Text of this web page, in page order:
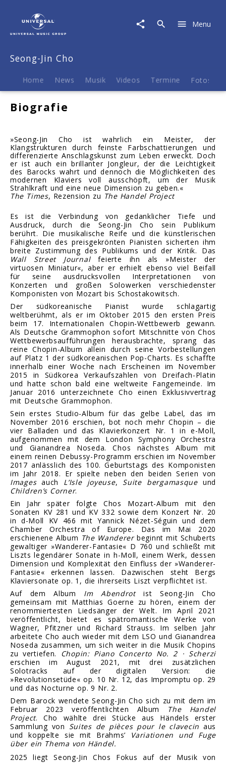
Menu
Seong-Jin Cho
Home News Musik Videos Termine Fotos
Biografie
»Seong-Jin Cho ist wahrlich ein Meister, der
Klangstrukturen durch feinste Farbschattierungen und
differenzierte Anschlagskunst zum Leben erweckt. Doch
er ist auch ein brillanter Jongleur, der die Leichtigkeit
des Barocks wahrt und dennoch die Möglichkeiten des
modernen Klaviers voll ausschöpft, um der Musik
Strahlkraft und eine neue Dimension zu geben.«
The Times, Rezension zu The Handel Project
Es ist die Verbindung von gedanklicher Tiefe und
Ausdruck, durch die Seong-Jin Cho sein Publikum
berührt. Die musikalische Reife und die künstlerischen
Fähigkeiten des preisgekrönten Pianisten sicherten ihm
breite Zustimmung des Publikums und der Kritik. Das
Wall Street Journalfeierte ihn als »Meister der
virtuosen Miniatur«, aber er erhielt ebenso viel Beifall
für seine ausdrucksvollen Interpretationen von
Konzerten und großen Solowerken verschiedenster
Komponisten von Mozart bis Schostakowitsch.
Der südkoreanische Pianist wurde schlagartig
weltberühmt, als er im Oktober 2015 den ersten Preis
beim 17. Internationalen Chopin-Wettbewerb gewann.
Als Deutsche Grammophon sofort Mitschnitte von Chos
Wettbewerbsaufführungen herausbrachte, sprang das
reine Chopin-Album allein durch seine Vorbestellungen
auf Platz 1 der südkoreanischen Pop-Charts. Es schaffte
innerhalb einer Woche nach Erscheinen im November
2015 in Südkorea Verkaufszahlen von Dreifach-Platin
und hatte schon bald eine weltweite Fangemeinde. Im
Januar 2016 unterzeichnete Cho einen Exklusivvertrag
mit Deutsche Grammophon.
Sein erstes Studio-Album für das gelbe Label, das im
November 2016 erschien, bot noch mehr Chopin – die
vier Balladen und das Klavierkonzert Nr. 1 in e-Moll,
aufgenommen mit dem London Symphony Orchestra
und Gianandrea Noseda. Chos nächstes Album mit
einem reinen Debussy-Programm erschien im November
2017 anlässlich des 100. Geburtstags des Komponisten
im Jahr 2018. Er spielte neben den beiden Serien von
Imagesauch L’Isle joyeuse, Suite bergamasqueund
Children’s Corner.
Ein Jahr später folgte Chos Mozart-Album mit den
Sonaten KV 281 und KV 332 sowie dem Konzert Nr. 20
in d-Moll KV 466 mit Yannick Nézet-Séguin und dem
Chamber Orchestra of Europe. Das im Mai 2020
erschienene Album The Wandererbeginnt mit Schuberts
gewaltiger »Wanderer-Fantasie« D 760 und schließt mit
Liszts legendärer Sonate in h-Moll, einem Werk, dessen
Dimension und Komplexität den Einfluss der »Wanderer-
Fantasie« erkennen lassen. Dazwischen steht Bergs
Klaviersonate op. 1, die ihrerseits Liszt verpflichtet ist.
Auf dem Album Im Abendrotist Seong-Jin Cho
gemeinsam mit Matthias Goerne zu hören, einem der
renommiertesten Liedsänger der Welt. Im April 2021
veröffentlicht, bietet es spätromantische Werke von
Wagner, Pfitzner und Richard Strauss. Im selben Jahr
arbeitete Cho auch wieder mit dem LSO und Gianandrea
Noseda zusammen, um sich weiter in die Musik Chopins
zu vertiefen. Chopin: Piano Concerto No. 2 · Scherzi
erschien im August 2021, mit drei zusätzlichen
Solotracks auf der digitalen Version: die
»Revolutionsetüde« op. 10 Nr. 12, das Impromptu op. 29
und das Nocturne op. 9 Nr. 2.
Dem Barock wendete Seong-Jin Cho sich zu mit dem im
Februar 2023 veröffentlichten Album The Handel
Project. Cho wählte drei Stücke aus Händels erster
Sammlung von Suites de pièces pour le clavecin aus
und koppelte sie mit Brahms’ Variationen und Fuge
über ein Thema von Händel.
2025 liegt Seong-Jin Chos Fokus auf der Musik von